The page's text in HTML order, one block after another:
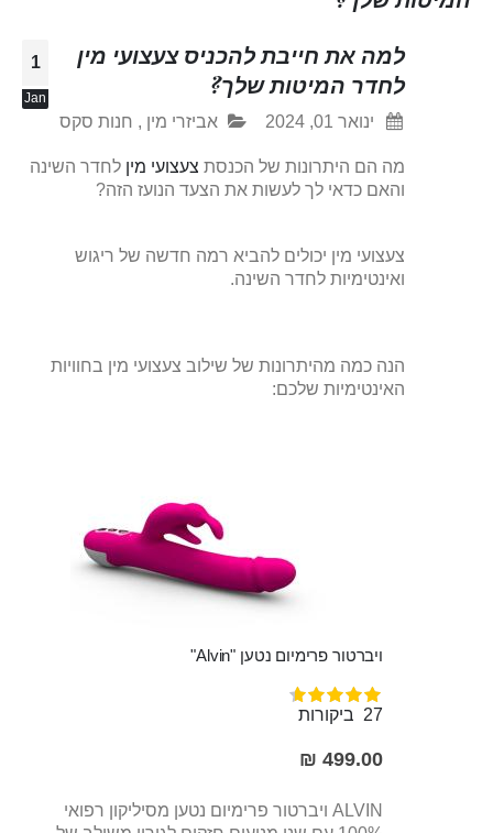
1
Jan
למה את חייבת להכניס צעצועי מין
לחדר המיטות שלך?
ינואר 01, 2024 אביזרי מין , חנות סקס
מה הם היתרונות של הכנסת צעצועי מין לחדר השינה
והאם כדאי לך לעשות את הצעד הנועז הזה?
צעצועי מין יכולים להביא רמה חדשה של ריגוש
ואינטימיות לחדר השינה.
הנה כמה מהיתרונות של שילוב צעצועי מין בחוויות
האינטימיות שלכם:
ויברטור פרימיום נטען "Alvin"
דירוג:
97%
27 ביקורות
499.00 ₪
ALVIN ויברטור פרימיום נטען מסיליקון רפואי